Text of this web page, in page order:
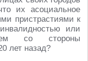
их асоциальное
пристрастиями к
или
со стороны
лет назад?